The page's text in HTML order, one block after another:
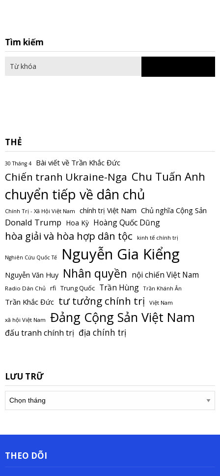
Tìm kiếm
THẺ
30 Tháng 4 Bài viết về Trần Khắc Đức
Chiến tranh Ukraine-Nga Chu Tuấn Anh
chuyển tiếp về dân chủ
Chính Trị - Xã Hội Việt Nam chính trị Việt Nam Chủ nghĩa Cộng Sản
Donald Trump Hoa Kỳ Hoàng Quốc Dũng
hòa giải và hòa hợp dân tộc kinh tế chính trị
Nghiên Cứu Quốc Tế Nguyễn Gia Kiểng
Nguyễn Văn Huy Nhân quyền nội chiến Việt Nam
Radio Dân Chủ rfi Trung Quốc Trần Hùng Trần Khánh Ân
Trần Khắc Đức tư tưởng chính trị Việt Nam
xã hội Việt Nam Đảng Cộng Sản Việt Nam
đấu tranh chính trị địa chính trị
LƯU TRỮ
Lưu
THEO DÕI